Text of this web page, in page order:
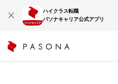
ハイクラス転職
パソナキャリア公式アプリ